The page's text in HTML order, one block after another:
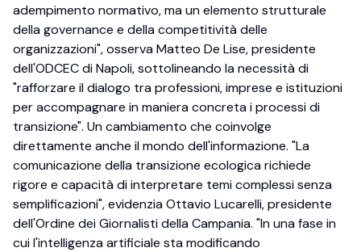
adempimento normativo, ma un elemento strutturale
della governance e della competitività delle
organizzazioni", osserva Matteo De Lise, presidente
dell'ODCEC di Napoli, sottolineando la necessità di
"rafforzare il dialogo tra professioni, imprese e istituzioni
per accompagnare in maniera concreta i processi di
transizione". Un cambiamento che coinvolge
direttamente anche il mondo dell'informazione. "La
comunicazione della transizione ecologica richiede
rigore e capacità di interpretare temi complessi senza
semplificazioni", evidenzia Ottavio Lucarelli, presidente
dell'Ordine dei Giornalisti della Campania. "In una fase in
cui l'intelligenza artificiale sta modificando